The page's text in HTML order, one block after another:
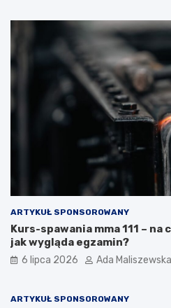
ARTYKUŁ SPONSOROWANY
Kurs-spawania mma 111 – na
jak wygląda egzamin?
6 lipca 2026 Ada Maliszewska
ARTYKUŁ SPONSOROWANY